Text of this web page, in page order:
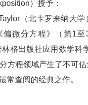
）授予：
（北卡罗来纳大
偏微分方程》（第1
格出版社应用数学科
方程领域产生了不可
常查阅的经典之作。